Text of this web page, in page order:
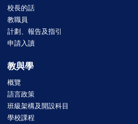
校長的話
教職員
計劃、報告及指引
申請入讀
教與學
概覽
語言政策
班級架構及開設科目
學校課程